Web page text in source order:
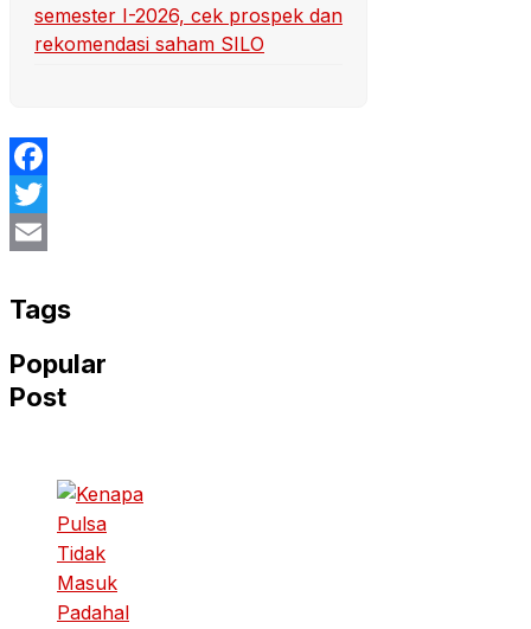
semester I-2026, cek prospek dan
rekomendasi saham SILO
Facebook
Twitter
Tags
Popular
Post